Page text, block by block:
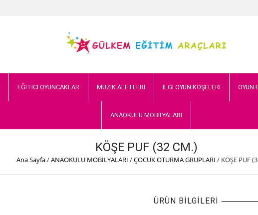
EĞİTİCİ OYUNCAKLAR MÜZİK ALETLERİ İLGİ OYUN KÖŞELERİ OYUN
ANAOKULU MOBİLYALARI
KÖŞE PUF (32 CM.)
Ana Sayfa/ANAOKULU MOBİLYALARI /ÇOCUK OTURMA GRUPLARI / KÖŞE PUF
ÜRÜN BILGILERI